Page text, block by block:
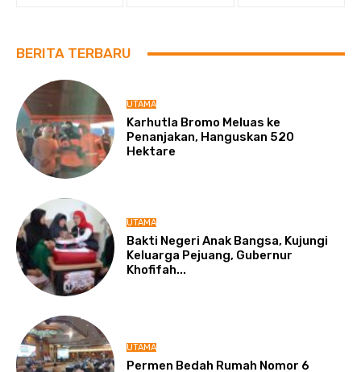
BERITA TERBARU
UTAMA
Karhutla Bromo Meluas ke
Penanjakan, Hanguskan 520
Hektare
UTAMA
Bakti Negeri Anak Bangsa, Kujungi
Keluarga Pejuang, Gubernur
Khofifah...
UTAMA
Permen Bedah Rumah Nomor 6